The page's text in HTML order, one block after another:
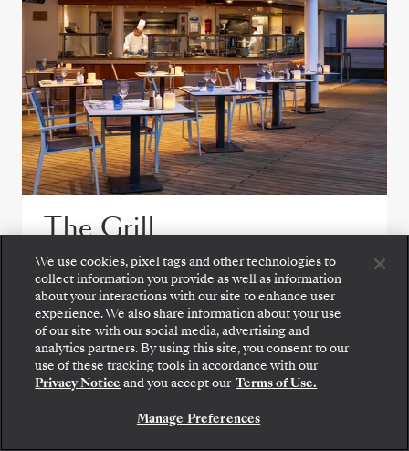
The Grill
Installez-vous pour savourer des salades
croquantes, des fruits de mer grillés et des
steaks parfaitement saisis au Grill, un lieu
incontournable au bord de la piscine.
VOIR TOUTES LES OPTIONS DE RESTAURATION
We use cookies, pixel tags and other technologies to
collect information you provide as well as information
about your interactions with our site to enhance user
experience. We also share information about your use
of our site with our social media, advertising and
analytics partners. By using this site, you consent to our
use of these tracking tools in accordance with our
Privacy Notice and you accept our Terms of Use.
Manage Preferences